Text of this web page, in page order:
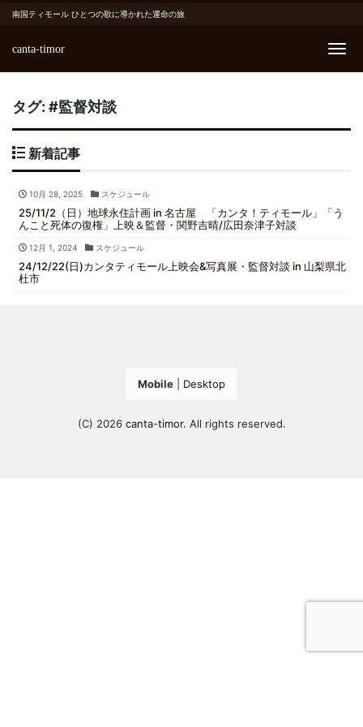
南国ティモール ひとつの歌に導かれた運命の旅
canta-timor
タグ: #監督対談
新着記事
10月 28, 2025 スケジュール
25/11/2（日）地球永住計画 in 名古屋 「カンタ！ティモール」「う
んこと死体の復権」上映＆監督・関野吉晴/広田奈津子対談
12月 1, 2024 スケジュール
24/12/22(日)カンタティモール上映会&写真展・監督対談 in 山梨県北
杜市
Mobile Desktop
(C) 2026 canta-timor. All rights reserved.